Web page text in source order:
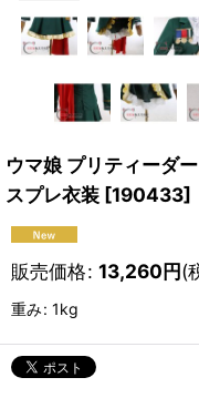
ウマ娘 プリティーダ
スプレ衣装 [190433]
販売価格: 13,260円(
重み: 1kg